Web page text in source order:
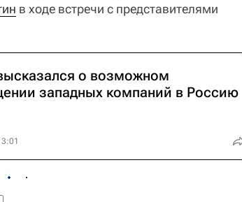
в ходе встречи с представителями
о возможном
западных компаний в Россию